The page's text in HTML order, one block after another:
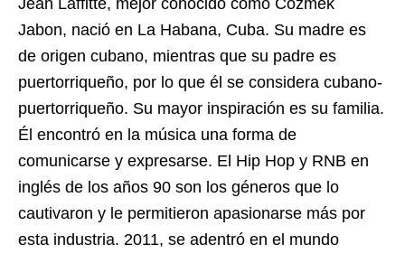
Jabon, nació en La Habana, Cuba. Su madre es
de origen cubano, mientras que su padre es
puertorriqueño, por lo que él se considera cubano-
puertorriqueño. Su mayor inspiración es su familia.
Él encontró en la música una forma de
comunicarse y expresarse. El Hip Hop y RNB en
inglés de los años 90 son los géneros que lo
cautivaron y le permitieron apasionarse más por
esta industria. 2011, se adentró en el mundo